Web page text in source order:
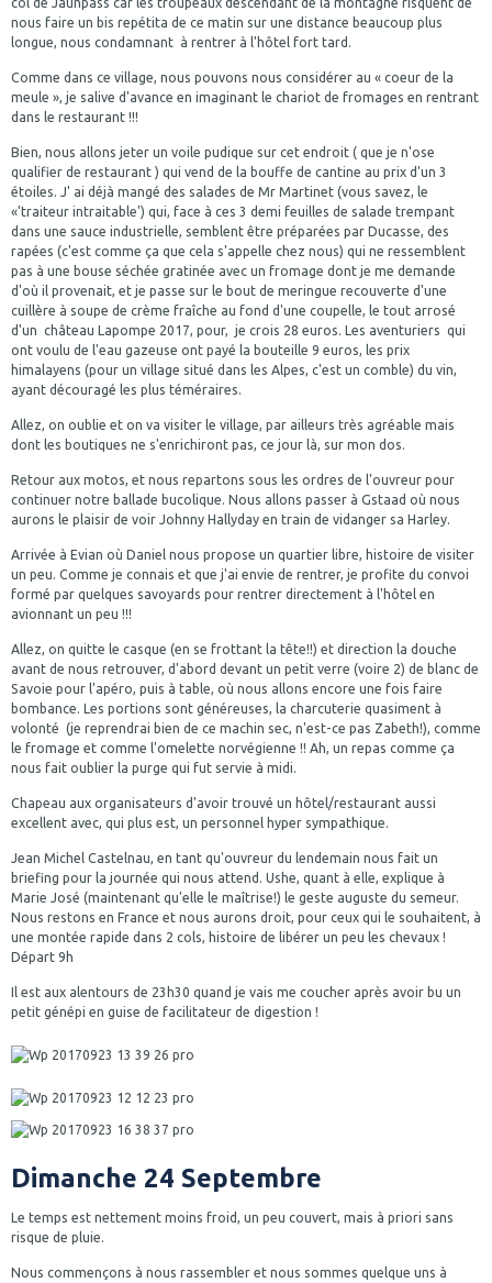
nous faire un bis repétita de ce matin sur une distance beaucoup plus
longue, nous condamnant à rentrer à l'hôtel fort tard.
Comme dans ce village, nous pouvons nous considérer au « coeur de la
meule », je salive d'avance en imaginant le chariot de fromages en rentrant
dans le restaurant !!!
Bien, nous allons jeter un voile pudique sur cet endroit ( que je n'ose
qualifier de restaurant ) qui vend de la bouffe de cantine au prix d'un 3
étoiles. J' ai déjà mangé des salades de Mr Martinet (vous savez, le
«'traiteur intraitable') qui, face à ces 3 demi feuilles de salade trempant
dans une sauce industrielle, semblent être préparées par Ducasse, des
rapées (c'est comme ça que cela s'appelle chez nous) qui ne ressemblent
pas à une bouse séchée gratinée avec un fromage dont je me demande
d'où il provenait, et je passe sur le bout de meringue recouverte d'une
cuillère à soupe de crème fraîche au fond d'une coupelle, le tout arrosé
d'un château Lapompe 2017, pour, je crois 28 euros. Les aventuriers qui
ont voulu de l'eau gazeuse ont payé la bouteille 9 euros, les prix
himalayens (pour un village situé dans les Alpes, c'est un comble) du vin,
ayant découragé les plus téméraires.
Allez, on oublie et on va visiter le village, par ailleurs très agréable mais
dont les boutiques ne s'enrichiront pas, ce jour là, sur mon dos.
Retour aux motos, et nous repartons sous les ordres de l'ouvreur pour
continuer notre ballade bucolique. Nous allons passer à Gstaad où nous
aurons le plaisir de voir Johnny Hallyday en train de vidanger sa Harley.
Arrivée à Evian où Daniel nous propose un quartier libre, histoire de visiter
un peu. Comme je connais et que j'ai envie de rentrer, je profite du convoi
formé par quelques savoyards pour rentrer directement à l'hôtel en
avionnant un peu !!!
Allez, on quitte le casque (en se frottant la tête!!) et direction la douche
avant de nous retrouver, d'abord devant un petit verre (voire 2) de blanc de
Savoie pour l'apéro, puis à table, où nous allons encore une fois faire
bombance. Les portions sont généreuses, la charcuterie quasiment à
volonté (je reprendrai bien de ce machin sec, n'est-ce pas Zabeth!), comme
le fromage et comme l'omelette norvégienne !! Ah, un repas comme ça
nous fait oublier la purge qui fut servie à midi.
Chapeau aux organisateurs d'avoir trouvé un hôtel/restaurant aussi
excellent avec, qui plus est, un personnel hyper sympathique.
Jean Michel Castelnau, en tant qu'ouvreur du lendemain nous fait un
briefing pour la journée qui nous attend. Ushe, quant à elle, explique à
Marie José (maintenant qu'elle le maîtrise!) le geste auguste du semeur.
Nous restons en France et nous aurons droit, pour ceux qui le souhaitent, à
une montée rapide dans 2 cols, histoire de libérer un peu les chevaux !
Départ 9h
Il est aux alentours de 23h30 quand je vais me coucher après avoir bu un
petit génépi en guise de facilitateur de digestion !
Dimanche 24 Septembre
Le temps est nettement moins froid, un peu couvert, mais à priori sans
risque de pluie.
Nous commençons à nous rassembler et nous sommes quelque uns à